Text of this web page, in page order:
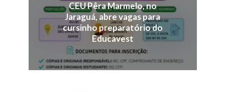
CEU Pêra Marmelo, no
Jaraguá, abre vagas para
cursinho preparatório do
Educavest